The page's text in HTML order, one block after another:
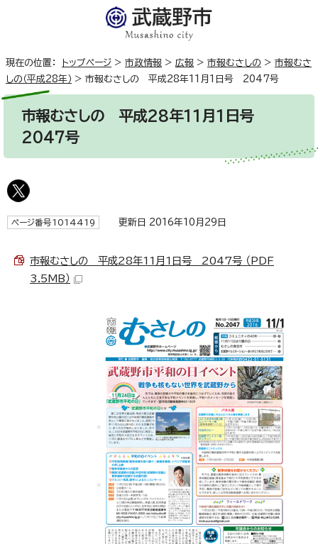
現在の位置： トップページ > 市政情報 > 広報 > 市報むさしの > 市報むさ
しの（平成28年） > 市報むさしの 平成28年11月1日号 2047号
市報むさしの 平成28年11月1日号
2047号
ページ番号1014419 更新日 2016年10月29日
市報むさしの 平成28年11月1日号 2047号 （PDF
3.5MB）